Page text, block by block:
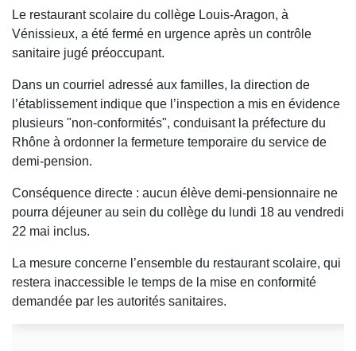
Le restaurant scolaire du collège Louis-Aragon, à
Vénissieux, a été fermé en urgence après un contrôle
sanitaire jugé préoccupant.
Dans un courriel adressé aux familles, la direction de
l’établissement indique que l’inspection a mis en évidence
plusieurs "non-conformités", conduisant la préfecture du
Rhône à ordonner la fermeture temporaire du service de
demi-pension.
Conséquence directe : aucun élève demi-pensionnaire ne
pourra déjeuner au sein du collège du lundi 18 au vendredi
22 mai inclus.
La mesure concerne l’ensemble du restaurant scolaire, qui
restera inaccessible le temps de la mise en conformité
demandée par les autorités sanitaires.